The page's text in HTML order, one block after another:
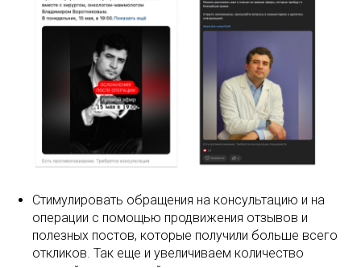
Стимулировать обращения на консультацию и на
операции с помощью продвижения отзывов и
полезных постов, которые получили больше всего
откликов. Так еще и увеличиваем количество